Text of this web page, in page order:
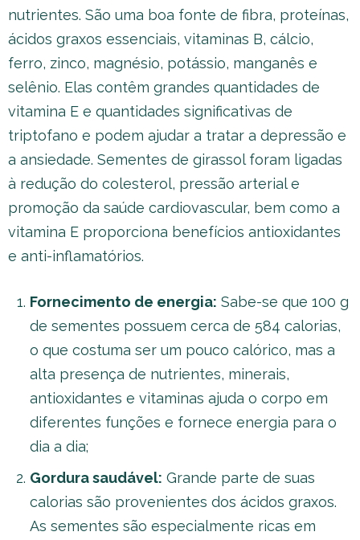
nutrientes. São uma boa fonte de fibra, proteínas,
ácidos graxos essenciais, vitaminas B, cálcio,
ferro, zinco, magnésio, potássio, manganês e
selênio. Elas contêm grandes quantidades de
vitamina E e quantidades significativas de
triptofano e podem ajudar a tratar a depressão e
a ansiedade. Sementes de girassol foram ligadas
à redução do colesterol, pressão arterial e
promoção da saúde cardiovascular, bem como a
vitamina E proporciona benefícios antioxidantes
e anti-inflamatórios.
Fornecimento de energia: Sabe-se que 100 g
de sementes possuem cerca de 584 calorias,
o que costuma ser um pouco calórico, mas a
alta presença de nutrientes, minerais,
antioxidantes e vitaminas ajuda o corpo em
diferentes funções e fornece energia para o
dia a dia;
Gordura saudável: Grande parte de suas
calorias são provenientes dos ácidos graxos.
As sementes são especialmente ricas em